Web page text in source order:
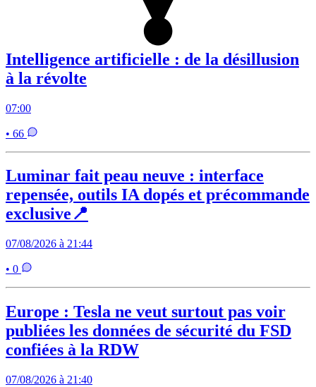
Intelligence artificielle : de la désillusion
à la révolte
07:00
• 66
Luminar fait peau neuve : interface
repensée, outils IA dopés et précommande
exclusive📍
07/08/2026 à 21:44
• 0
Europe : Tesla ne veut surtout pas voir
publiées les données de sécurité du FSD
confiées à la RDW
07/08/2026 à 21:40